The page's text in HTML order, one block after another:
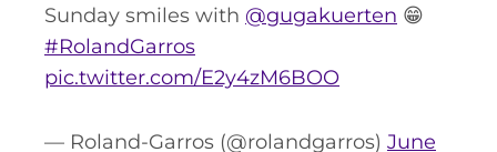
Sunday smiles with @gugakuerten 😁
#RolandGarros
pic.twitter.com/E2y4zM6BOO
— Roland-Garros (@rolandgarros) June